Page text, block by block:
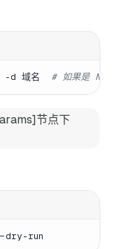
-d 域名 # 如果是
节点下
dry-run